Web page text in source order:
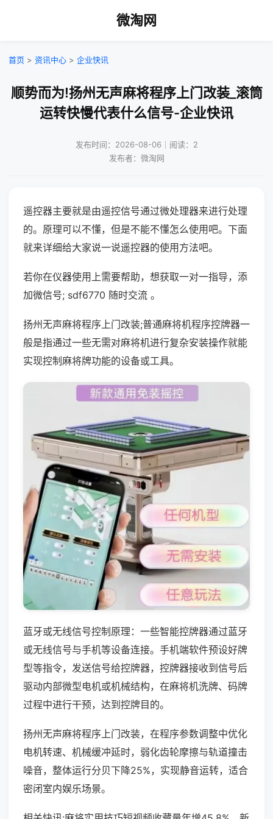
微淘网
首页 > 资讯中心 > 企业快讯
顺势而为!扬州无声麻将程序上门改装_滚筒
运转快慢代表什么信号-企业快讯
发布时间：2026-08-06｜阅读：2
发布者：微淘网
遥控器主要就是由遥控信号通过微处理器来进行处理
的。原理可以不懂，但是不能不懂怎么使用吧。下面
就来详细给大家说一说遥控器的使用方法吧。
若你在仪器使用上需要帮助，想获取一对一指导，添
加微信号; sdf6770 随时交流 。
扬州无声麻将程序上门改装;普通麻将机程序控牌器一
般是指通过一些无需对麻将机进行复杂安装操作就能
实现控制麻将牌功能的设备或工具。
蓝牙或无线信号控制原理：一些智能控牌器通过蓝牙
或无线信号与手机等设备连接。手机端软件预设好牌
型等指令，发送信号给控牌器，控牌器接收到信号后
驱动内部微型电机或机械结构，在麻将机洗牌、码牌
过程中进行干预，达到控牌目的。
扬州无声麻将程序上门改装，在程序参数调整中优化
电机转速、机械缓冲延时，弱化齿轮摩擦与轨道撞击
噪音，整体运行分贝下降25%，实现静音运转，适合
密闭室内娱乐场景。